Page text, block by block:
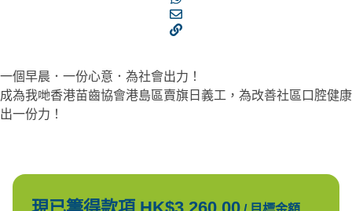
一個早晨．一份心意．為社會出力！
成為我哋香港苗齒協會港島區賣旗日義工，為改善社區口腔健康
出一份力！